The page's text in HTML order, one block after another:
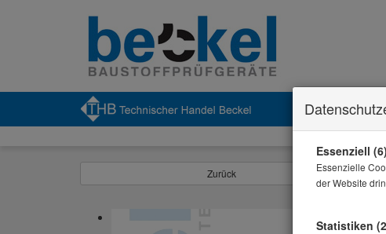
Zurück
Essenziell (6)
Essenzielle
der Website
Statistiken